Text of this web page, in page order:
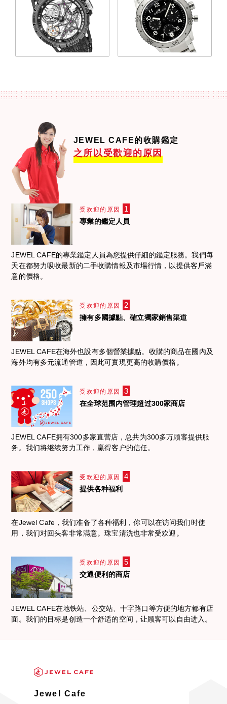
JEWEL CAFE的收購鑑定
之所以受歡迎的原因
受欢迎的原因 1
專業的鑑定人員
JEWEL CAFE的專業鑑定人員為您提供仔細的鑑定服務。我們每
天在都努力吸收最新的二手收購情報及市場行情，以提供客戶滿
意的價格。
受欢迎的原因 2
擁有多國據點、確立獨家銷售渠道
JEWEL CAFE在海外也設有多個營業據點。收購的商品在國內及
海外均有多元流通管道，因此可實現更高的收購價格。
受欢迎的原因 3
在全球范围内管理超过300家商店
JEWEL CAFE拥有300多家直营店，总共为300多万顾客提供服
务。我们将继续努力工作，赢得客户的信任。
受欢迎的原因 4
提供各种福利
在Jewel Cafe，我们准备了各种福利，你可以在访问我们时使
用，我们对回头客非常满意。珠宝清洗也非常受欢迎。
受欢迎的原因 5
交通便利的商店
JEWEL CAFE在地铁站、公交站、十字路口等方便的地方都有店
面。我们的目标是创造一个舒适的空间，让顾客可以自由进入。
Jewel Cafe